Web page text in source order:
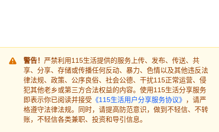
警告！ 严禁利用115生活提供的服务上传、发布、传送、共
享、分享、存储或传播任何反动、暴力、色情以及其他违反法
律法规、政策、公序良俗、社会公德、干扰115正常运营、侵
犯其他老乡或第三方合法权益的内容。使用115生活分享服务
即表示你已阅读并接受 《115生活用户分享服务协议》 ，请严
格遵守法律法规。同时，请提高防范意识，做到不轻信、不转
账，不轻信各类兼职、投资和导引信息。